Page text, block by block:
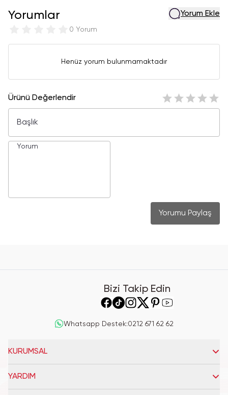
Yorumlar
0 Yorum
Yorum Ekle
Henüz yorum bulunmamaktadır
Ürünü Değerlendir
Yorumu Paylaş
Bizi Takip Edin
Whatsapp Destek:0212 671 62 62
KURUMSAL
YARDIM